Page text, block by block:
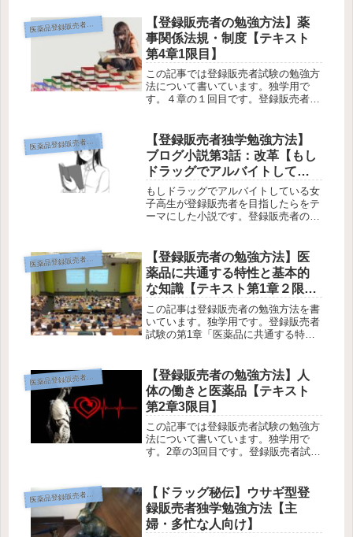
は何で出来るのかな？と疑問に思った
ことはありませんか？勉強方法と同じ
くら...
医薬品登録販売者の勉強方法
【登録販売者の勉強方法】薬
事関係法規・制度【テキスト
第4章1限目】
この記事では登録販売者試験の勉強方
法について書いています。独学用で
す。４章の１回目です。登録販売者試
ています。第4章のポイント・要約を
教えて欲しい、そんな疑問にお答えし
ます...
医薬品登録販売者の勉強方法
【登録販売者独学勉強方法】
ブログ小説第3話：改革【もし
ドラッグでアルバイトしてい
る女子高生が登録販売者を目
指したら】
もしドラッグでアルバイトしている女
子高生が登録販売者を目指したらをテ
ーマにした小説です。登録販売者の勉
勉強方法の改革を行います。そして凜
は登販部に帰ってくるのでしょう
か？ ...
医薬品登録販売者の勉強方法
【登録販売者の勉強方法】医
薬品に共通する特性と基本的
な知識【テキスト第1章２限
目】
この記事は登録販売者の勉強方法を書
いています。独学用です。登録販売者
試験の第1章「医薬品に共通する特性
のポイント・要約を教えて欲しい、そ
んな疑問にお答えします。2回目で
す。...
医薬品登録販売者の勉強方法
【登録販売者の勉強方法】人
体の働きと医薬品【テキスト
第2章3限目】
この記事では登録販売者試験の勉強方
法について書いています。独学用で
す。2章の3回目です。登録販売者試験
います。第2章のポイント・要約を教
えて欲しい、そんな疑問にお答えしま
す...
医薬品登録販売者の勉強方法
【ドラッグ秘伝】ウサギ型登
録販売者独学勉強方法【主
婦・多忙な人向け】